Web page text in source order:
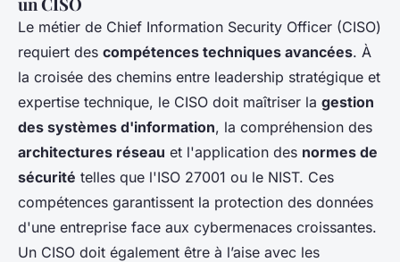
Le métier de Chief Information Security Officer (CISO)
requiert des compétences techniques avancées. À
la croisée des chemins entre leadership stratégique et
expertise technique, le CISO doit maîtriser la gestion
des systèmes d'information, la compréhension des
architectures réseau et l'application des normes de
sécurité telles que l'ISO 27001 ou le NIST. Ces
compétences garantissent la protection des données
d'une entreprise face aux cybermenaces croissantes.
Un CISO doit également être à l’aise avec les